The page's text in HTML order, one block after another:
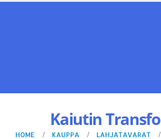
Kaiutin
HOME KAUPPA LAHJATAVARAT